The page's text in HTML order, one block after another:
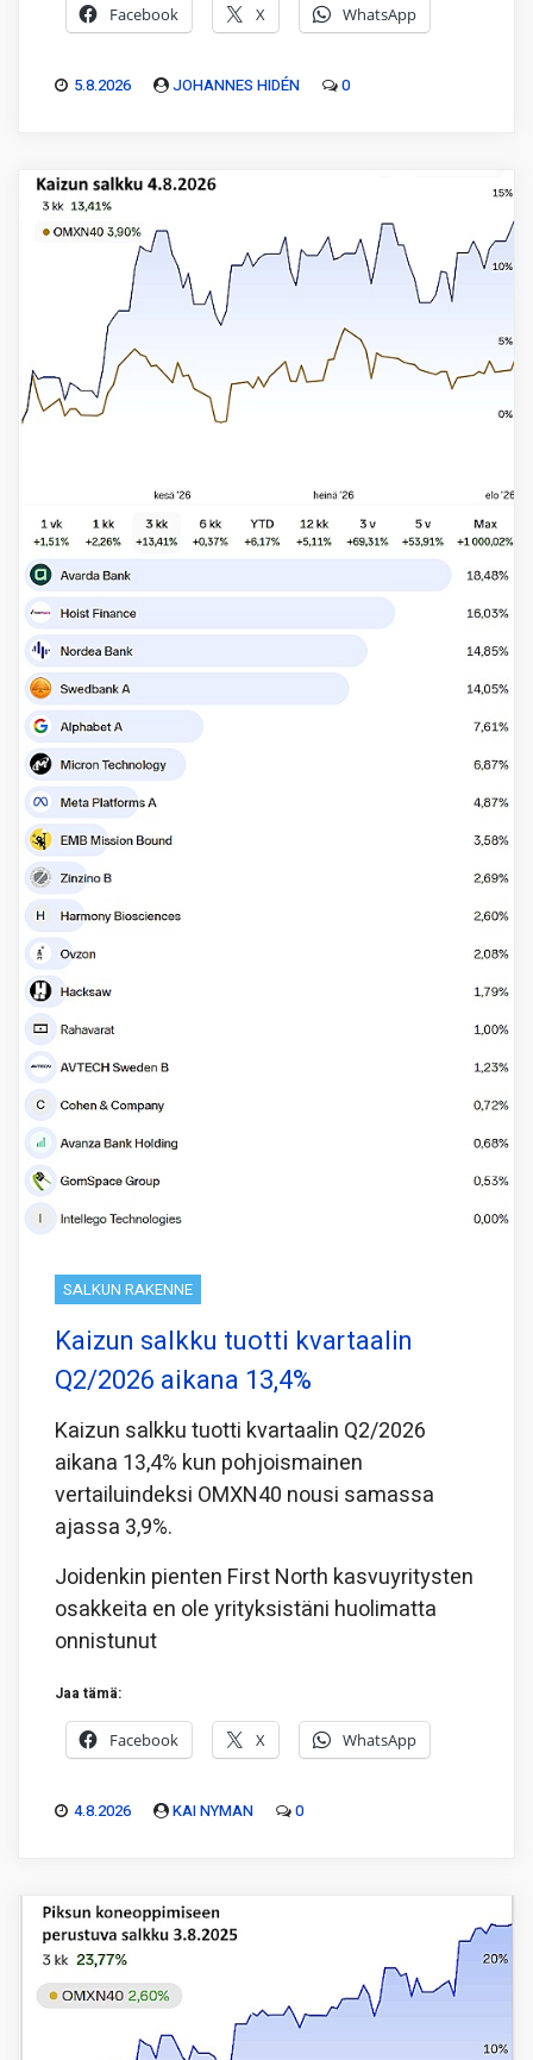
Facebook X WhatsApp
5.8.2026 JOHANNES HIDÉN 0
SALKUN RAKENNE
Kaizun salkku tuotti kvartaalin
Q2/2026 aikana 13,4%
Kaizun salkku tuotti kvartaalin Q2/2026
aikana 13,4% kun pohjoismainen
vertailuindeksi OMXN40 nousi samassa
ajassa 3,9%.
Joidenkin pienten First North kasvuyritysten
osakkeita en ole yrityksistäni huolimatta
onnistunut
Jaa tämä:
Facebook X WhatsApp
4.8.2026 KAI NYMAN 0